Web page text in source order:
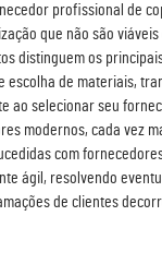
profissional de
que não são viáveis
distinguem os
escolha de materiais,
ao selecionar seu
modernos, cada vez
com
ágil, resolvendo
de clientes